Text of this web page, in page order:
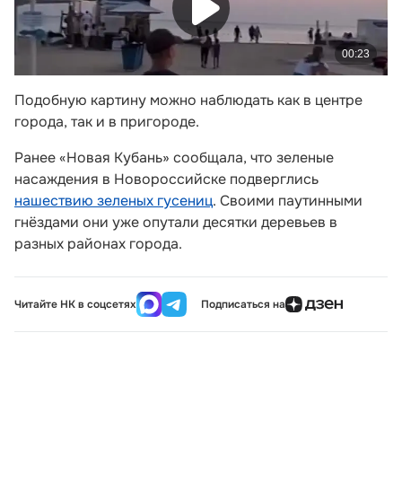
Подобную картину можно наблюдать как в центре
города, так и в пригороде.
Ранее «Новая Кубань» сообщала, что зеленые
насаждения в Новороссийске подверглись
нашествию зеленых гусениц. Своими паутинными
гнёздами они уже опутали десятки деревьев в
разных районах города.
Читайте НК в соцсетях Подписаться на